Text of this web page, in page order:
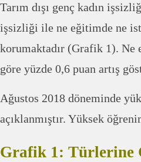
Tarım dışı genç kadın
işsizliği ile ne eğitimde ne
korumaktadır (Grafik 1). Ne
göre yüzde 0,6 puan artış
Ağustos 2018 döneminde
açıklanmıştır. Yüksek
Grafik 1: Türlerine